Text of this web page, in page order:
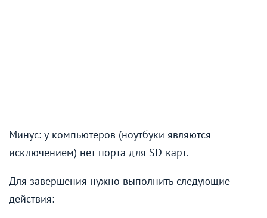
Минус: у компьютеров (ноутбуки являются
исключением) нет порта для SD-карт.
Для завершения нужно выполнить следующие
действия: